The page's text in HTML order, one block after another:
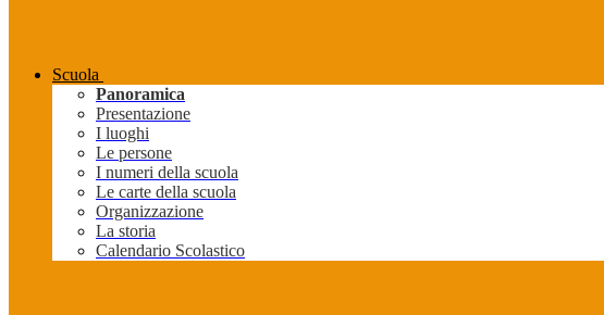
Scuola
Panoramica
Presentazione
I luoghi
Le persone
I numeri della scuola
Le carte della scuola
Organizzazione
La storia
Calendario Scolastico